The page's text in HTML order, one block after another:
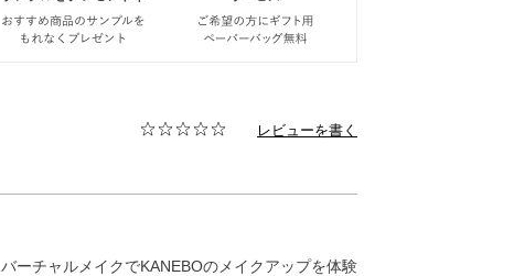
レビューを書く
バーチャルメイクでKANEBOのメイクアップを体験